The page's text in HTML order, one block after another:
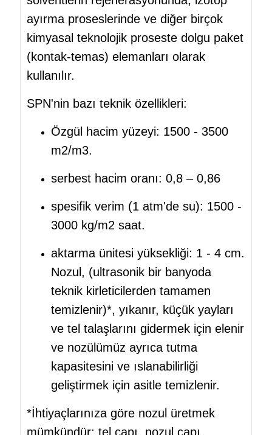
ayırma proseslerinde ve diğer birçok
kimyasal teknolojik proseste dolgu paket
(kontak-temas) elemanları olarak
kullanılır.
SPN'nin bazı teknik özellikleri:
Özgül hacim yüzeyi: 1500 - 3500
m2/m3.
serbest hacim oranı: 0,8 – 0,86
spesifik verim (1 atm'de su): 1500 -
3000 kg/m2 saat.
aktarma ünitesi yüksekliği: 1 - 4 cm.
Nozul, (ultrasonik bir banyoda
teknik kirleticilerden tamamen
temizlenir)*, yıkanır, küçük yayları
ve tel talaşlarını gidermek için elenir
ve nozülümüz ayrıca tutma
kapasitesini ve ıslanabilirliği
geliştirmek için asitle temizlenir.
*İhtiyaçlarınıza göre nozul üretmek
mümkündür: tel çapı, nozul çapı,